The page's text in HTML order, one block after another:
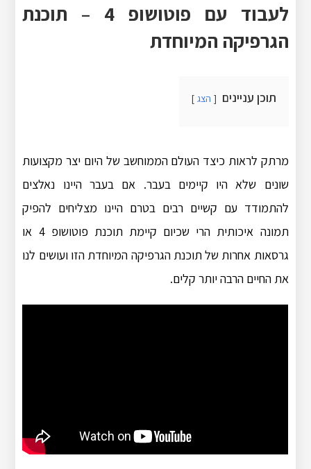
לעבוד עם פוטושופ 4 – תוכנת
הגרפיקה המיוחדת
תוכן עניינים הצג
מרתק לראות כיצד העולם הממוחשב של היום יצר מקצועות
שונים שלא היו קיימים בעבר. אם בעבר היינו נאלצים
להתמודד עם קשיים רבים בטרם היינו מצליחים להפיק
תמונה איכותית הרי שכיום קיימת תוכנת פוטושופ 4 או
גרסאות אחרות של תוכנת הגרפיקה המיוחדת הזו ועושים לנו
את החיים הרבה יותר קלים.